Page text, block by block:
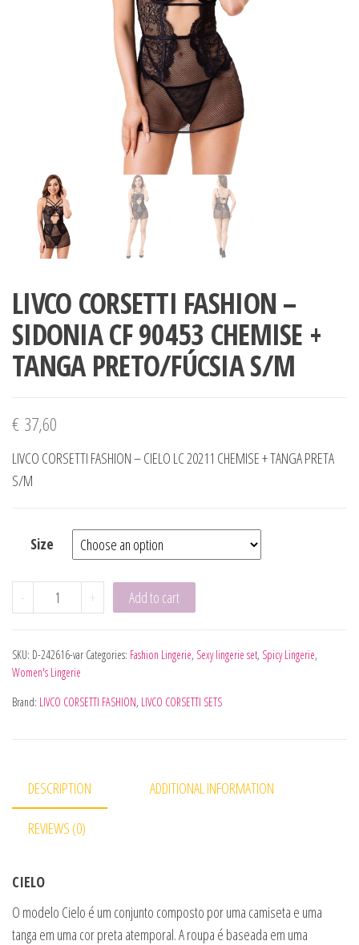
LIVCO CORSETTI FASHION –
SIDONIA CF 90453 CHEMISE +
TANGA PRETO/FÚCSIA S/M
€ 37,60
LIVCO CORSETTI FASHION – CIELO LC 20211 CHEMISE + TANGA PRETA
S/M
Size
- LIVCO CORSETTI FASHION - SIDONIA CF 90453
+ Add to cart
SKU: D-242616-var Categories: Fashion Lingerie, Sexy lingerie set, Spicy Lingerie,
Women's Lingerie
Brand: LIVCO CORSETTI FASHION, LIVCO CORSETTI SETS
DESCRIPTION ADDITIONAL INFORMATION
REVIEWS (0)
CIELO
O modelo Cielo é um conjunto composto por uma camiseta e uma
tanga em uma cor preta atemporal. A roupa é baseada em uma